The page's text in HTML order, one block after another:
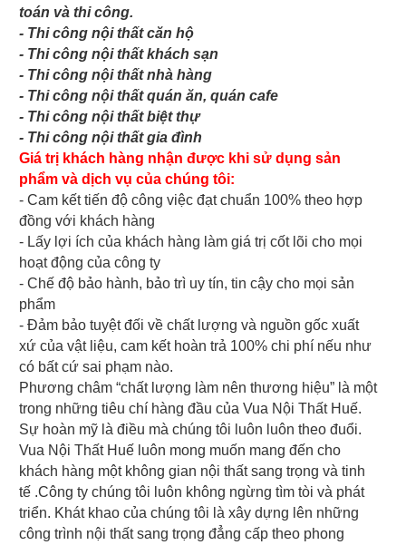
toán và thi công.
- Thi công nội thất căn hộ
- Thi công nội thất khách sạn
- Thi công nội thất nhà hàng
- Thi công nội thất quán ăn, quán cafe
- Thi công nội thất biệt thự
- Thi công nội thất gia đình
Giá trị khách hàng nhận được khi sử dụng sản
phẩm và dịch vụ của chúng tôi:
- Cam kết tiến độ công việc đạt chuẩn 100% theo hợp
đồng với khách hàng
- Lấy lợi ích của khách hàng làm giá trị cốt lõi cho mọi
hoạt động của công ty
- Chế độ bảo hành, bảo trì uy tín, tin cậy cho mọi sản
phẩm
- Đảm bảo tuyệt đối về chất lượng và nguồn gốc xuất
xứ của vật liệu, cam kết hoàn trả 100% chi phí nếu như
có bất cứ sai phạm nào.
Phương châm “chất lượng làm nên thương hiệu” là một
trong những tiêu chí hàng đầu của Vua Nội Thất Huế.
Sự hoàn mỹ là điều mà chúng tôi luôn luôn theo đuổi.
Vua Nội Thất Huế luôn mong muốn mang đến cho
khách hàng một không gian nội thất sang trọng và tinh
tế .Công ty chúng tôi luôn không ngừng tìm tòi và phát
triển. Khát khao của chúng tôi là xây dựng lên những
công trình nội thất sang trọng đẳng cấp theo phong